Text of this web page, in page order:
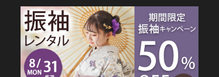
SITEMAP
TOP 新着情報
撮影メニュー
料金・商品
キャンペーン
衣装カタログ
店舗情報
よくあるご質問
お問合せ
web撮影予約